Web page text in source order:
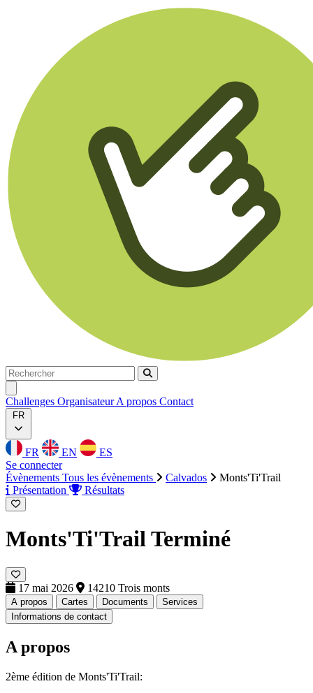
Rechercher
Rechercher
Challenges OrganisateurA propos Contact
FR
FR EN
ES
Se connecter
Évènements Tous les évènements Calvados
Monts'Ti'Trail
Présentation
Résultats
Monts'Ti'TrailTerminé
17 mai 2026 14210 Trois monts
A propos Cartes Documents
Services
Informations de contact
A propos
2ème édition de Monts'Ti'Trail: